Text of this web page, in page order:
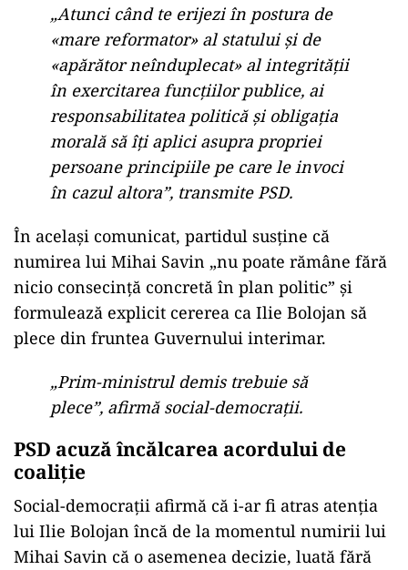
„Atunci când te erijezi în postura de
«mare reformator» al statului și de
«apărător neînduplecat» al integrității
în exercitarea funcțiilor publice, ai
responsabilitatea politică și obligația
morală să îți aplici asupra propriei
persoane principiile pe care le invoci
în cazul altora”, transmite PSD.
În același comunicat, partidul susține că
numirea lui Mihai Savin „nu poate rămâne fără
nicio consecință concretă în plan politic” și
formulează explicit cererea ca Ilie Bolojan să
plece din fruntea Guvernului interimar.
„Prim-ministrul demis trebuie să
plece”, afirmă social-democrații.
PSD acuză încălcarea acordului de
coaliție
Social-democrații afirmă că i-ar fi atras atenția
lui Ilie Bolojan încă de la momentul numirii lui
Mihai Savin că o asemenea decizie, luată fără